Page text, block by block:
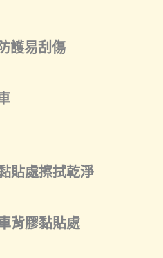
護易刮傷
貼處擦拭乾淨
背膠黏貼處